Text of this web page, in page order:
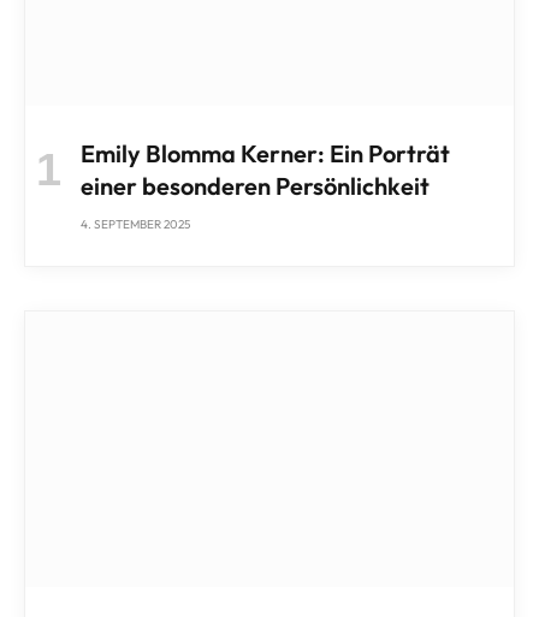
Emily Blomma Kerner: Ein Porträt
einer besonderen Persönlichkeit
4. SEPTEMBER 2025